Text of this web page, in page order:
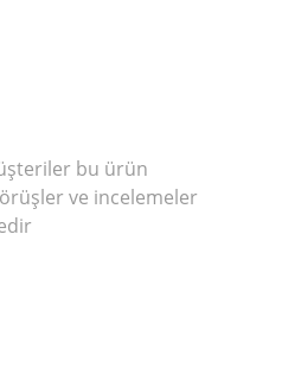
bu ürün
ve incelemeler